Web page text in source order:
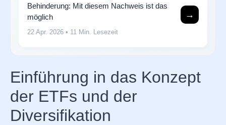
Behinderung: Mit diesem Nachweis ist das
möglich
22 Apr. 2026 • 11 Min. Lesezeit
→
Einführung in das Konzept
der ETFs und der
Diversifikation